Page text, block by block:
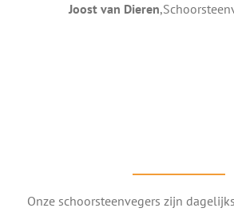
Joost van Dieren,
Onze schoorsteenvegers zijn